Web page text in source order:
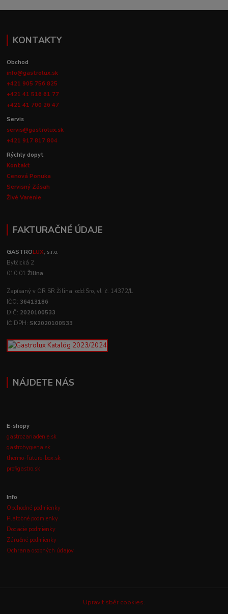
KONTAKTY
Obchod
info@gastrolux.sk
+421 905 756 825
+421 41 516 61 77
+421 41 700 26 47
Servis
servis@gastrolux.sk
+421 917 817 804
Rýchly dopyt
Kontakt
Cenová Ponuka
Servisný Zásah
Živé Varenie
FAKTURAČNÉ ÚDAJE
GASTROLUX, s.r.o.
Bytčická 2
010 01Žilina
Zapísaný v OR SR Žilina, odd:Sro, vl .č. 14372/L
IČO: 36413186
DIČ: 2020100533
IČ DPH: SK2020100533
NÁJDETE NÁS
E-shopy
gastrozariadenie.sk
gastrohygiena.sk
thermo-future-box.sk
profigastro.sk
Info
Obchodné podmienky
Platobné podmienky
Dodacie podmienky
Záručné podmienky
Ochrana osobných údajov
Upravit sběr cookies.